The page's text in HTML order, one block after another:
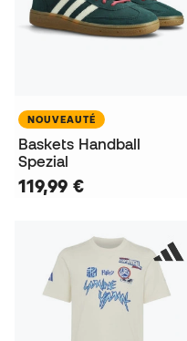
NOUVEAUTÉ
Baskets Handball
Spezial
119,99 €